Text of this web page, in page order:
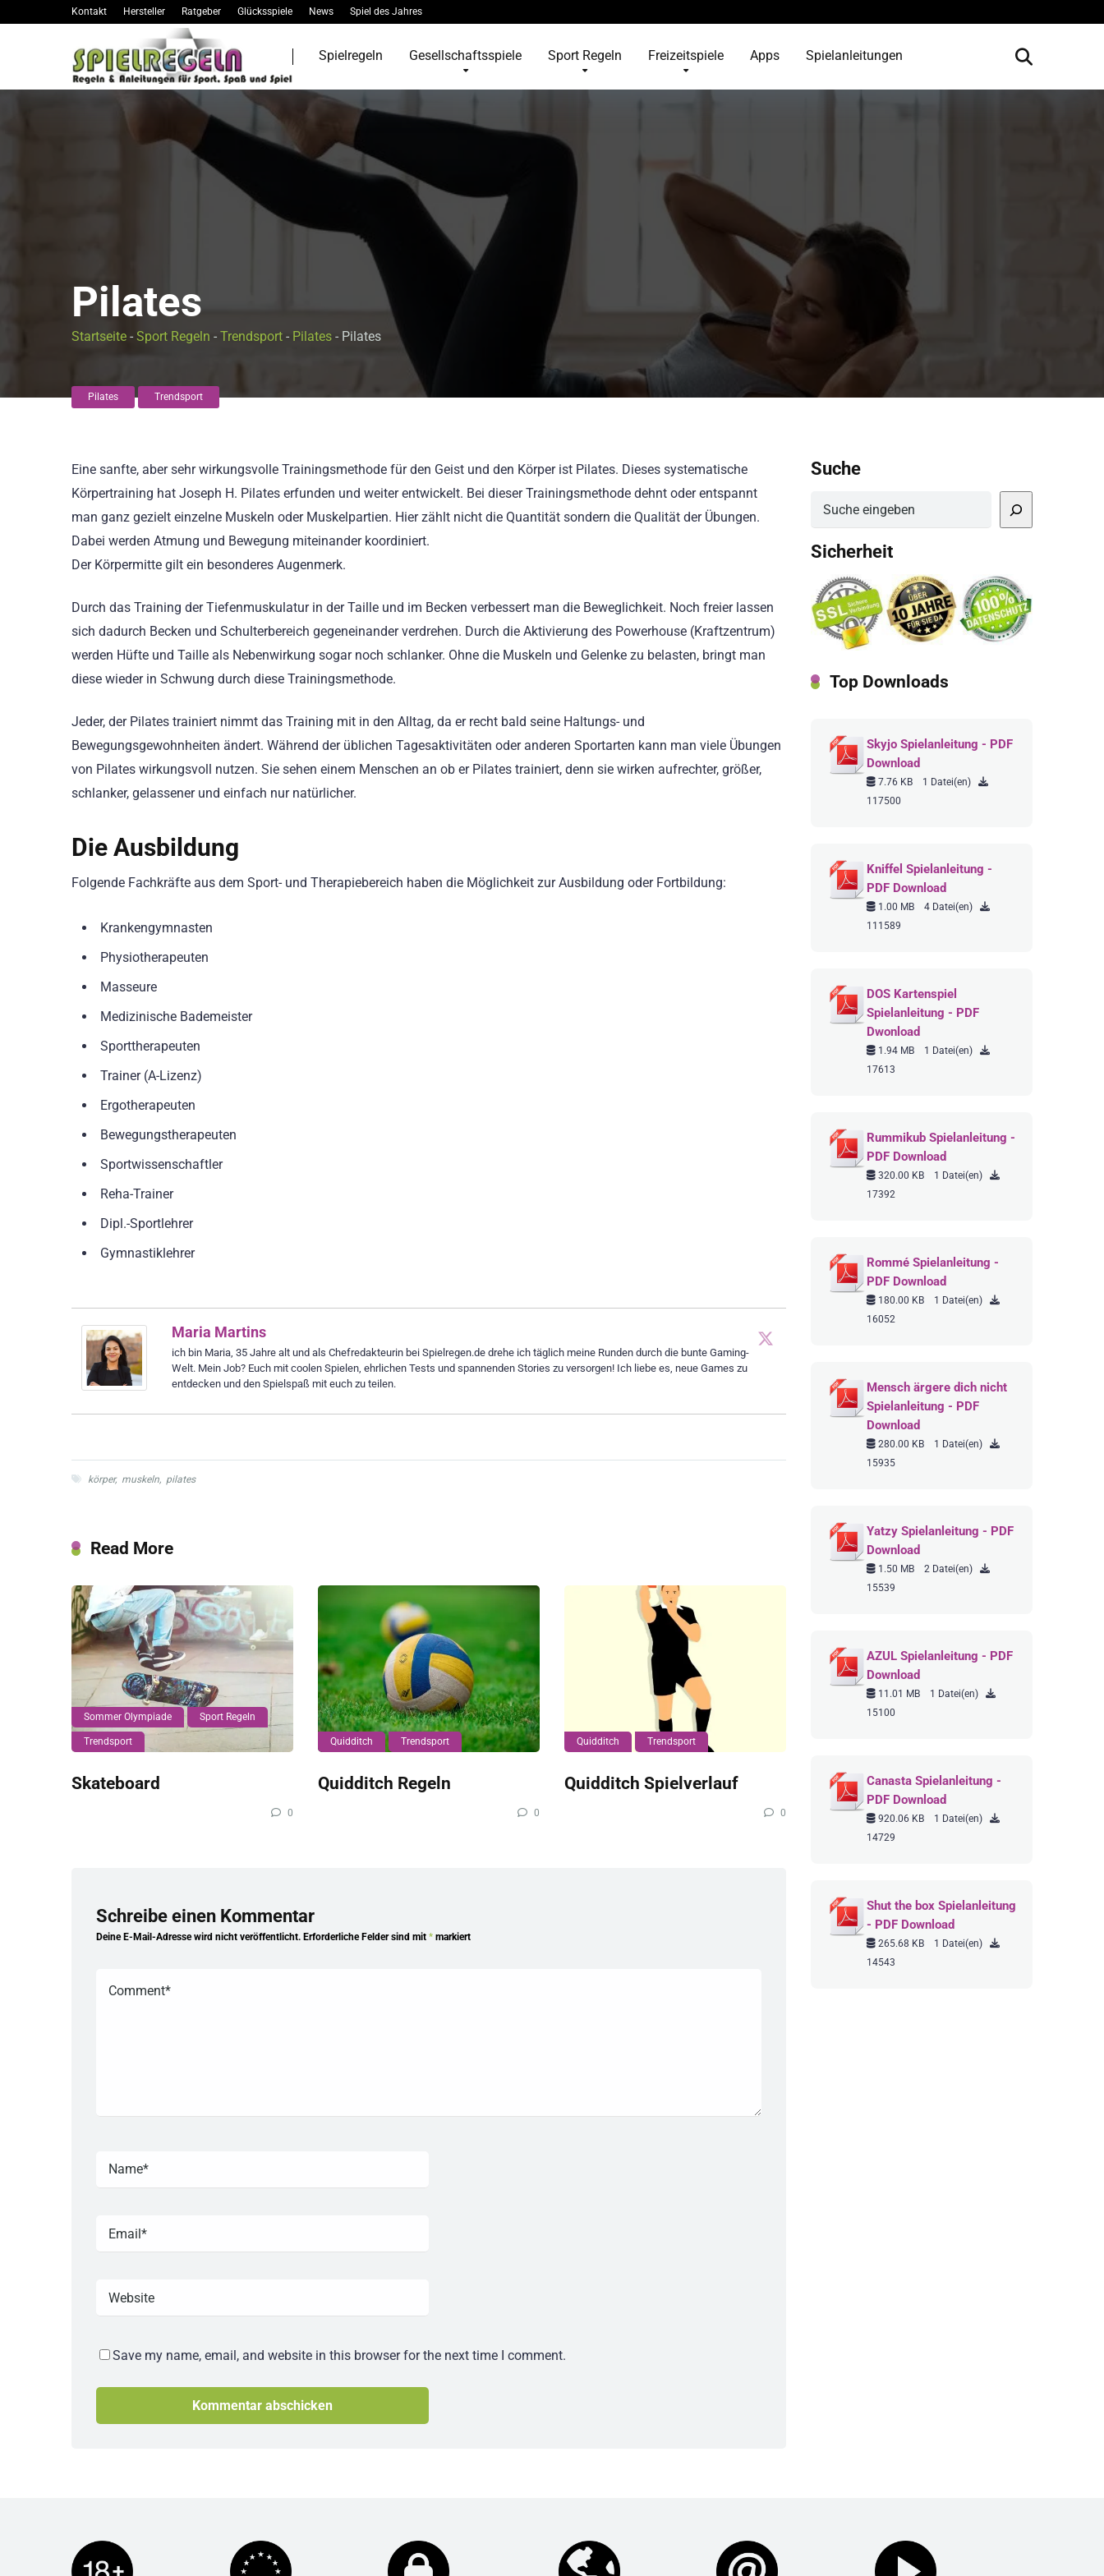
Kontakt Hersteller Ratgeber Glücksspiele News Spiel des Jahres
Spielregeln Gesellschaftsspiele Sport Regeln Freizeitspiele Apps Spielanleitungen
Pilates
Startseite - Sport Regeln - Trendsport - Pilates - Pilates
Pilates Trendsport
Eine sanfte, aber sehr wirkungsvolle Trainingsmethode für den Geist und den Körper ist Pilates. Dieses systematische
Körpertraining hat Joseph H. Pilates erfunden und weiter entwickelt. Bei dieser Trainingsmethode dehnt oder entspannt
man ganz gezielt einzelne Muskeln oder Muskelpartien. Hier zählt nicht die Quantität sondern die Qualität der Übungen.
Dabei werden Atmung und Bewegung miteinander koordiniert.
Der Körpermitte gilt ein besonderes Augenmerk.
Durch das Training der Tiefenmuskulatur in der Taille und im Becken verbessert man die Beweglichkeit. Noch freier lassen
sich dadurch Becken und Schulterbereich gegeneinander verdrehen. Durch die Aktivierung des Powerhouse (Kraftzentrum)
werden Hüfte und Taille als Nebenwirkung sogar noch schlanker. Ohne die Muskeln und Gelenke zu belasten, bringt man
diese wieder in Schwung durch diese Trainingsmethode.
Jeder, der Pilates trainiert nimmt das Training mit in den Alltag, da er recht bald seine Haltungs- und
Bewegungsgewohnheiten ändert. Während der üblichen Tagesaktivitäten oder anderen Sportarten kann man viele Übungen
von Pilates wirkungsvoll nutzen. Sie sehen einem Menschen an ob er Pilates trainiert, denn sie wirken aufrechter, größer,
schlanker, gelassener und einfach nur natürlicher.
Die Ausbildung
Folgende Fachkräfte aus dem Sport- und Therapiebereich haben die Möglichkeit zur Ausbildung oder Fortbildung:
Krankengymnasten
Physiotherapeuten
Masseure
Medizinische Bademeister
Sporttherapeuten
Trainer (A-Lizenz)
Ergotherapeuten
Bewegungstherapeuten
Sportwissenschaftler
Reha-Trainer
Dipl.-Sportlehrer
Gymnastiklehrer
Maria Martins
ich bin Maria, 35 Jahre alt und als Chefredakteurin bei Spielregen.de drehe ich täglich meine Runden durch die bunte Gaming-
Welt. Mein Job? Euch mit coolen Spielen, ehrlichen Tests und spannenden Stories zu versorgen! Ich liebe es, neue Games zu
entdecken und den Spielspaß mit euch zu teilen.
körper, muskeln, pilates
Read More
Sommer Olympiade Sport Regeln
Trendsport
Skateboard
0
Quidditch Trendsport
Quidditch Regeln
0
Quidditch Trendsport
Quidditch Spielverlauf
0
Schreibe einen Kommentar
Deine E-Mail-Adresse wird nicht veröffentlicht. Erforderliche Felder sind mit * markiert
Save my name, email, and website in this browser for the next time I comment.
Suche
Sicherheit
Top Downloads
Skyjo Spielanleitung - PDF
Download
7.76 KB
1 Datei(en)
117500
Kniffel Spielanleitung -
PDF Download
1.00 MB
4 Datei(en)
111589
DOS Kartenspiel
Spielanleitung - PDF
Dwonload
1.94 MB
1 Datei(en)
17613
Rummikub Spielanleitung -
PDF Download
320.00 KB
1 Datei(en)
17392
Rommé Spielanleitung -
PDF Download
180.00 KB
1 Datei(en)
16052
Mensch ärgere dich nicht
Spielanleitung - PDF
Download
280.00 KB
1 Datei(en)
15935
Yatzy Spielanleitung - PDF
Download
1.50 MB
2 Datei(en)
15539
AZUL Spielanleitung - PDF
Download
11.01 MB
1 Datei(en)
15100
Canasta Spielanleitung -
PDF Download
920.06 KB
1 Datei(en)
14729
Shut the box Spielanleitung
- PDF Download
265.68 KB
1 Datei(en)
14543